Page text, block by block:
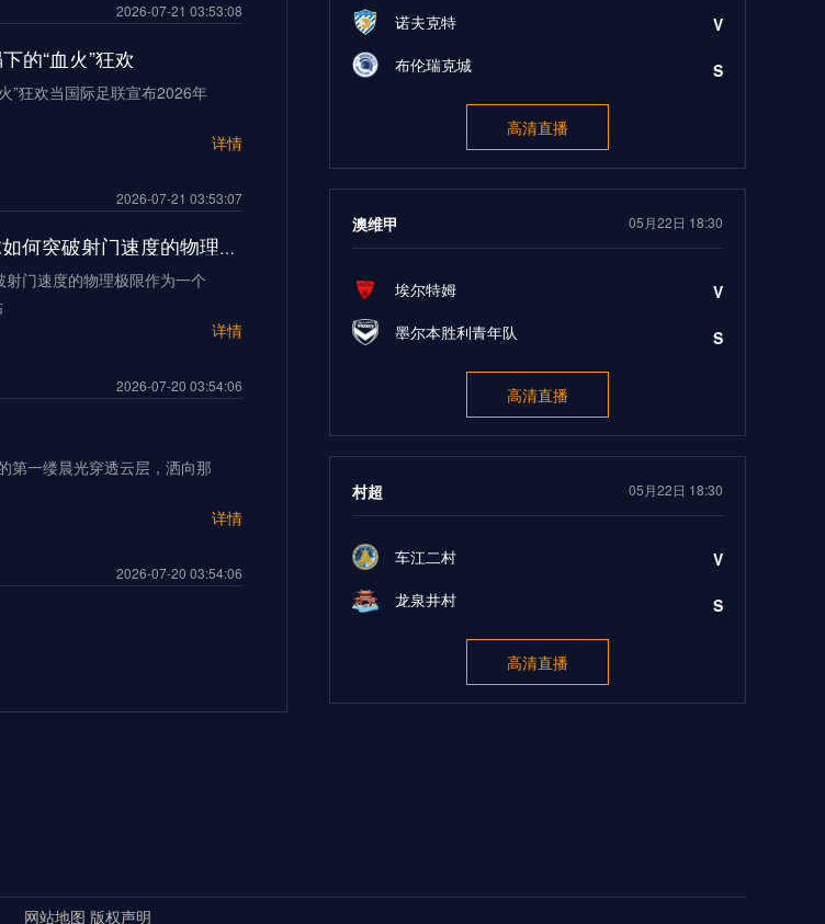
2026-07-21 03:53:08
的“血火”狂欢
”狂欢当国际足联宣布2026年
详情
2026-07-21 03:53:07
2026世界杯革命：AI芯片足球如何突破射门速度的物理极限
门速度的物理极限作为一个
详情
2026-07-20 03:54:06
第一缕晨光穿透云层，洒向那
详情
2026-07-20 03:54:06
杯声场适配性仿真分析
详情
诺夫克特
布伦瑞克城
V
S
高清直播
澳维甲 05月22日 18:30
埃尔特姆
墨尔本胜利青年队
V
S
高清直播
村超 05月22日 18:30
车江二村
龙泉井村
V
S
高清直播
网站地图 版权声明